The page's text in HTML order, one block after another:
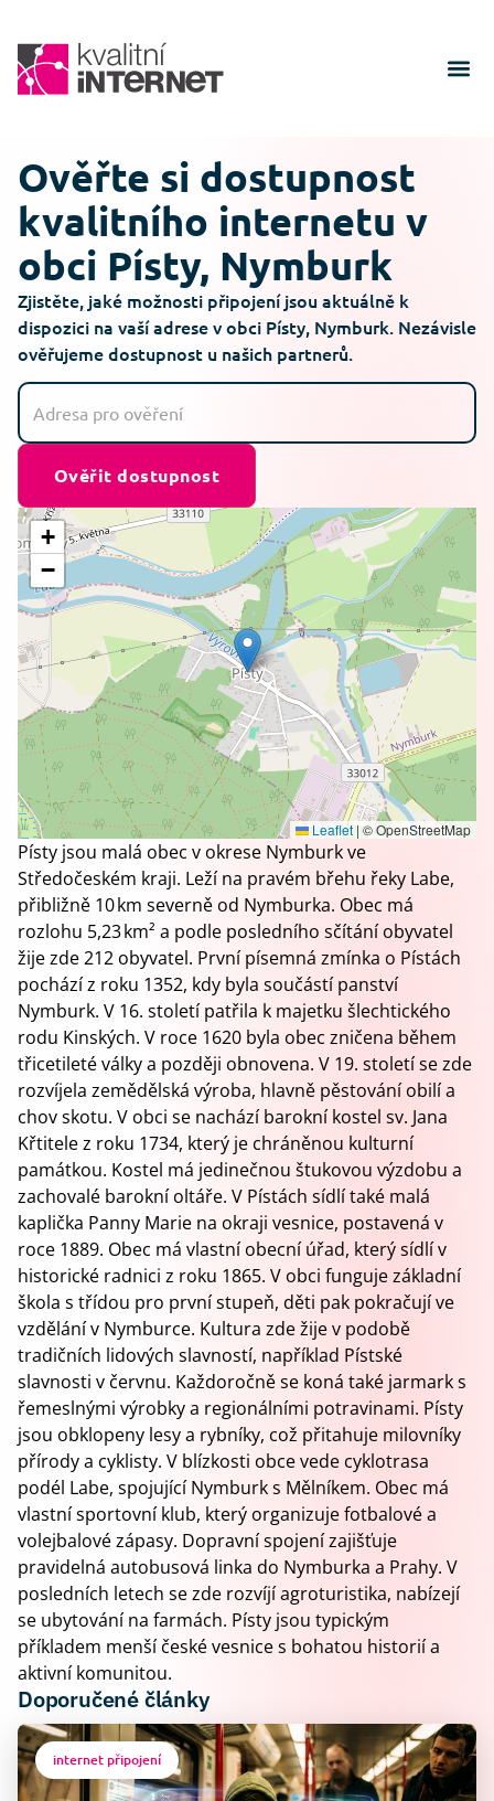
Ověřte si dostupnost
kvalitního internetu v
obci Písty, Nymburk
Zjistěte, jaké možnosti připojení jsou aktuálně k
dispozici na vaší adrese v obci Písty, Nymburk. Nezávisle
ověřujeme dostupnost u našich partnerů.
Ověřit dostupnost
+
−
Leaflet | © OpenStreetMap
Písty jsou malá obec v okrese Nymburk ve
Středočeském kraji. Leží na pravém břehu řeky Labe,
přibližně 10 km severně od Nymburka. Obec má
rozlohu 5,23 km² a podle posledního sčítání obyvatel
žije zde 212 obyvatel. První písemná zmínka o Pístách
pochází z roku 1352, kdy byla součástí panství
Nymburk. V 16. století patřila k majetku šlechtického
rodu Kinských. V roce 1620 byla obec zničena během
třicetileté války a později obnovena. V 19. století se zde
rozvíjela zemědělská výroba, hlavně pěstování obilí a
chov skotu. V obci se nachází barokní kostel sv. Jana
Křtitele z roku 1734, který je chráněnou kulturní
památkou. Kostel má jedinečnou štukovou výzdobu a
zachovalé barokní oltáře. V Pístách sídlí také malá
kaplička Panny Marie na okraji vesnice, postavená v
roce 1889. Obec má vlastní obecní úřad, který sídlí v
historické radnici z roku 1865. V obci funguje základní
škola s třídou pro první stupeň, děti pak pokračují ve
vzdělání v Nymburce. Kultura zde žije v podobě
tradičních lidových slavností, například Pístské
slavnosti v červnu. Každoročně se koná také jarmark s
řemeslnými výrobky a regionálními potravinami. Písty
jsou obklopeny lesy a rybníky, což přitahuje milovníky
přírody a cyklisty. V blízkosti obce vede cyklotrasa
podél Labe, spojující Nymburk s Mělníkem. Obec má
vlastní sportovní klub, který organizuje fotbalové a
volejbalové zápasy. Dopravní spojení zajišťuje
pravidelná autobusová linka do Nymburka a Prahy. V
posledních letech se zde rozvíjí agroturistika, nabízejí
se ubytování na farmách. Písty jsou typickým
příkladem menší české vesnice s bohatou historií a
aktivní komunitou.
Doporučené články
internet připojení